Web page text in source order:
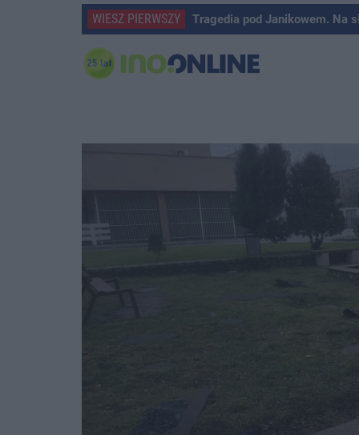
WIESZ PIERWSZY Tragedia pod Janikowem. Na